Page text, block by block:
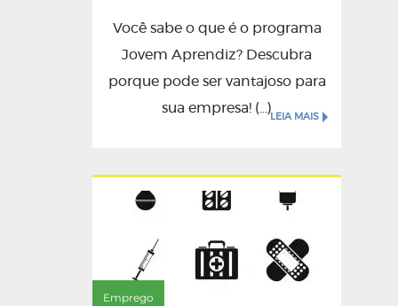
Você sabe o que é o programa
Jovem Aprendiz? Descubra
porque pode ser vantajoso para
sua empresa! (...)
LEIA MAIS
Emprego